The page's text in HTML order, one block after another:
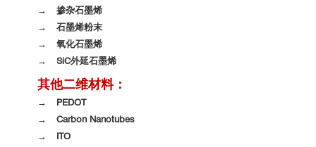
→ 掺杂石墨烯
→ 石墨烯粉末
→ 氧化石墨烯
→ SiC外延石墨烯
其他二维材料：
→ PEDOT
→ Carbon Nanotubes
→ ITO